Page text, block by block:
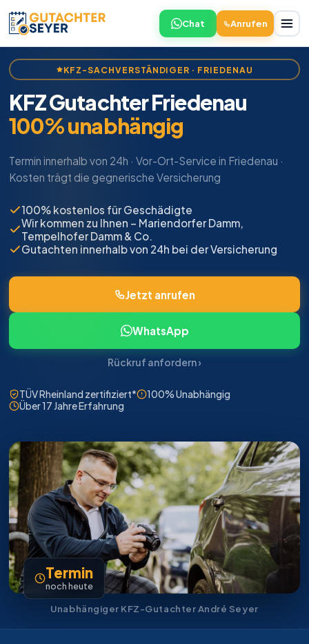
Chat Anrufen
KFZ-SACHVERSTÄNDIGER · FRIEDENAU
KFZ Gutachter Friedenau
100% unabhängig
Termin innerhalb von 24h · Vor-Ort-Service in Friedenau ·
Kosten trägt die gegnerische Versicherung
100% kostenlos für Geschädigte
Wir kommen zu Ihnen – Mariendorfer Damm,
Tempelhofer Damm & Co.
Gutachten innerhalb von 24h bei der Versicherung
Jetzt anrufen
WhatsApp
Rückruf anfordern ›
TÜV Rheinland zertifiziert*
100% Unabhängig
Über 17 Jahre Erfahrung
Termin
noch heute
Unabhängiger KFZ-Gutachter André Seyer